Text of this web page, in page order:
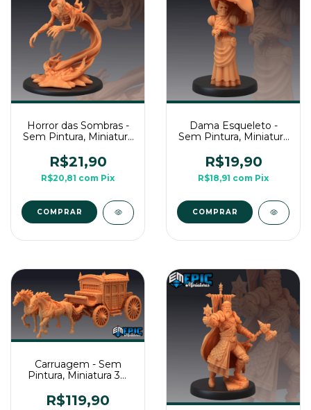
Horror das Sombras -
Sem Pintura, Miniatura
de Mesa
R$21,90
R$20,81 com Pix
COMPRAR
Dama Esqueleto -
Sem Pintura, Miniatura
Mesa
R$19,90
R$18,91 com Pix
COMPRAR
Carruagem - Sem
Pintura, Miniatura 3D
Mesa
R$119,90